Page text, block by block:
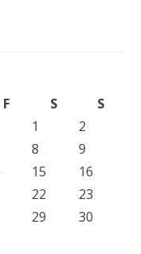
F S
S
1
2
8
9
15
16
22
23
29
30